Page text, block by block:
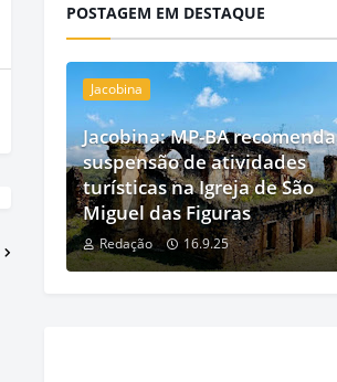
POSTAGEM EM DESTAQUE
Jacobina
Jacobina: MP-BA recomenda
suspensão de atividades
turísticas na Igreja de São
Miguel das Figuras
Redação 16.9.25